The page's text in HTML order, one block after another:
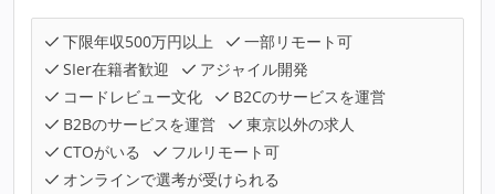
下限年収500万円以上
一部リモート可
SIer在籍者歓迎
アジャイル開発
コードレビュー文化
B2Cのサービスを運営
B2Bのサービスを運営
東京以外の求人
CTOがいる
フルリモート可
オンラインで選考が受けられる